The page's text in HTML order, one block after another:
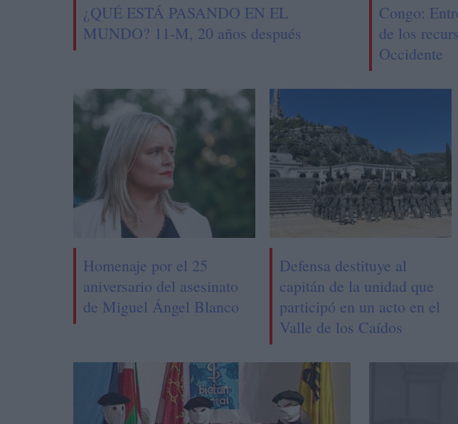
¿QUÉ ESTÁ PASANDO EN EL
MUNDO? 11-M, 20 años después
Congo:
de los
Occidente
Homenaje por el 25
aniversario del asesinato
de Miguel Ángel Blanco
Defensa destituye al
capitán de la unidad que
participó en un acto en el
Valle de los Caídos